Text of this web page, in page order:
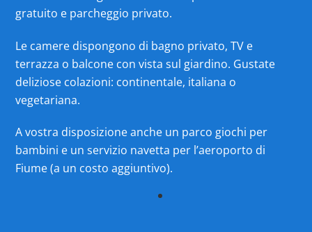
gratuito e parcheggio privato.
Le camere dispongono di bagno privato, TV e
terrazza o balcone con vista sul giardino. Gustate
deliziose colazioni: continentale, italiana o
vegetariana.
A vostra disposizione anche un parco giochi per
bambini e un servizio navetta per l’aeroporto di
Fiume (a un costo aggiuntivo).